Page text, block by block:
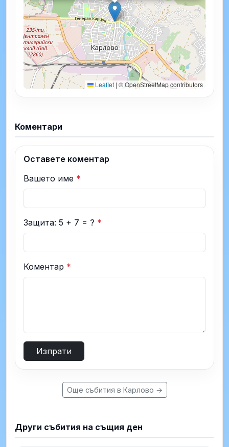
Leaflet | © OpenStreetMap contributors
Коментари
Оставете коментар
Вашето име *
Защита: 5 + 7 = ? *
Коментар *
Изпрати
Още събития в Карлово →
Други събития на същия ден